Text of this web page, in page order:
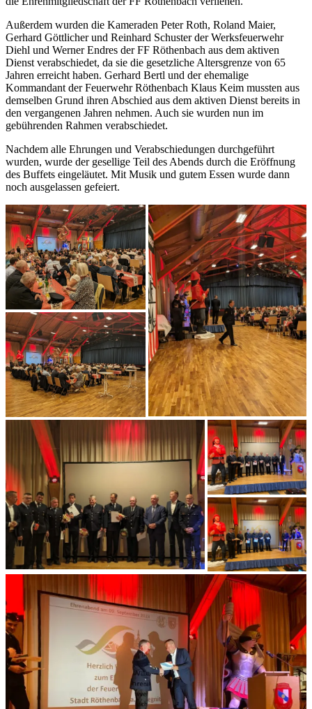
Außerdem wurden die Kameraden Peter Roth, Roland Maier,
Gerhard Göttlicher und Reinhard Schuster der Werksfeuerwehr
Diehl und Werner Endres der FF Röthenbach aus dem aktiven
Dienst verabschiedet, da sie die gesetzliche Altersgrenze von 65
Jahren erreicht haben. Gerhard Bertl und der ehemalige
Kommandant der Feuerwehr Röthenbach Klaus Keim mussten aus
demselben Grund ihren Abschied aus dem aktiven Dienst bereits in
den vergangenen Jahren nehmen. Auch sie wurden nun im
gebührenden Rahmen verabschiedet.
Nachdem alle Ehrungen und Verabschiedungen durchgeführt
wurden, wurde der gesellige Teil des Abends durch die Eröffnung
des Buffets eingeläutet. Mit Musik und gutem Essen wurde dann
noch ausgelassen gefeiert.